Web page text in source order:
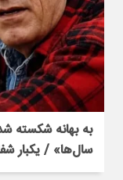
به بهانه
سال‌ها» / یکبار